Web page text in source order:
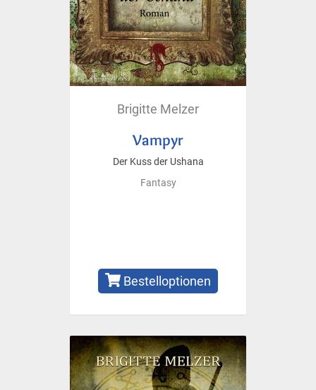
Brigitte Melzer
Vampyr
Der Kuss der Ushana
Fantasy
Bestelloptionen